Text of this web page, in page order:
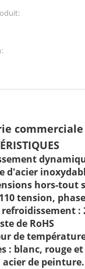
d'acier
hors-tout
tension,
:
de RoHS
de
: blanc, rouge
acier de